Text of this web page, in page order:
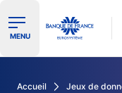
Ouvrir le menu de
MENU
Accueil Jeux de